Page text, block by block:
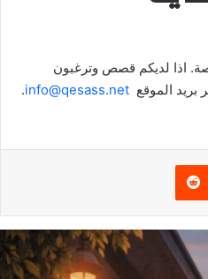
اذا لديكم قصص وترغبون
بريد الموقع info@qesass.net
.